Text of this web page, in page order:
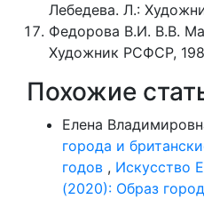
Лебедева. Л.:
Федорова В.И. В.В.
Художник РСФСР,
Похожие
Елена
города и
годов , Искусство
(2020): Образ